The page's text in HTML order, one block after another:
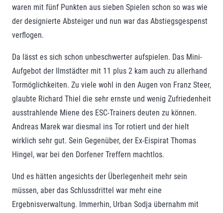
waren mit fünf Punkten aus sieben Spielen schon so was wie
der designierte Absteiger und nun war das Abstiegsgespenst
verflogen.
Da lässt es sich schon unbeschwerter aufspielen. Das Mini-
Aufgebot der Ilmstädter mit 11 plus 2 kam auch zu allerhand
Tormöglichkeiten. Zu viele wohl in den Augen von Franz Steer,
glaubte Richard Thiel die sehr ernste und wenig Zufriedenheit
ausstrahlende Miene des ESC-Trainers deuten zu können.
Andreas Marek war diesmal ins Tor rotiert und der hielt
wirklich sehr gut. Sein Gegenüber, der Ex-Eispirat Thomas
Hingel, war bei den Dorfener Treffern machtlos.
Und es hätten angesichts der Überlegenheit mehr sein
müssen, aber das Schlussdrittel war mehr eine
Ergebnisverwaltung. Immerhin, Urban Sodja übernahm mit